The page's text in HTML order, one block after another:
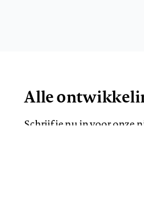
Alle
Schrijf je nu in voor onze